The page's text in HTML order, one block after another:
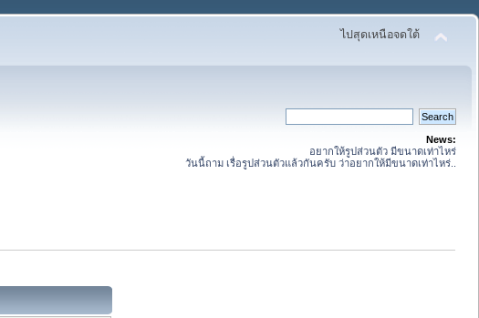
ไปสุดเหนือจดใต้
News:
อยากให้รูปส่วนตัว มีขนาดเท่าไหร่
วันนี้ถาม เรื่อรูปส่วนตัวแล้วกันครับ ว่าอยากให้มีขนาดเท่าไหร่..